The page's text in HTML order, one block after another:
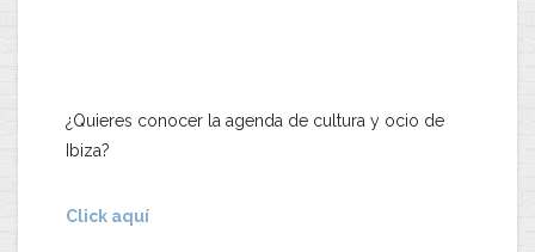
¿Quieres conocer la agenda de cultura y ocio de
Ibiza?
Click aquí